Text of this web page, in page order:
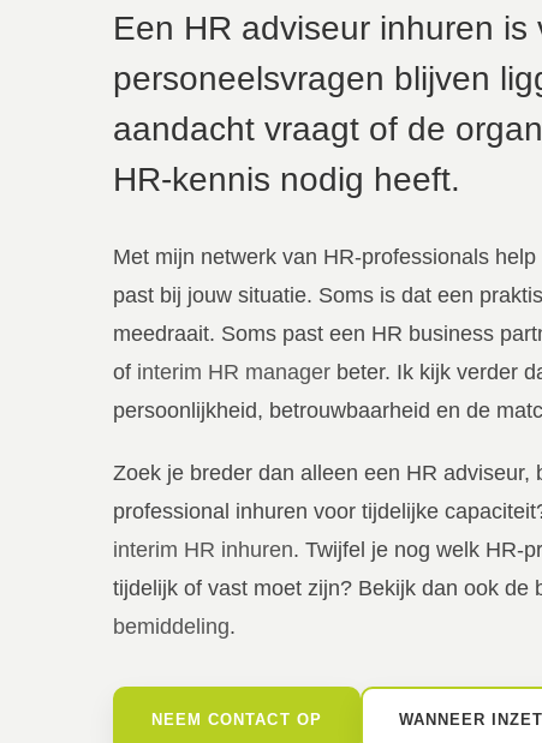
Een HR adviseur inhuren
personeelsvragen blijven
aandacht vraagt of de
HR-kennis nodig heeft.
Met mijn netwerk van HR-professionals
past bij jouw situatie. Soms is dat een
meedraait. Soms past een HR business
of interim HR manager beter. Ik kijk verder
persoonlijkheid, betrouwbaarheid en de
Zoek je breder dan alleen een HR adviseur,
professional inhuren voor tijdelijke
interim HR inhuren. Twijfel je nog welk HR-
tijdelijk of vast moet zijn? Bekijk dan ook de
bemiddeling.
NEEM CONTACT OP WANNEER